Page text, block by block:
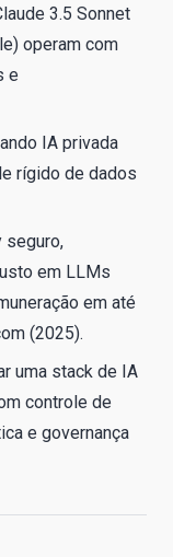
3.5 Sonnet
operam com
e
IA privada
rígido de dados
seguro,
em LLMs
em até
(2025).
uma stack de IA
controle de
e governança